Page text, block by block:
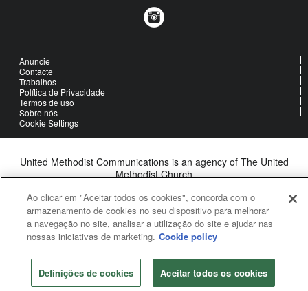
Anuncie
Contacte
Trabalhos
Política de Privacidade
Termos de uso
Sobre nós
Cookie Settings
United Methodist Communications is an agency of The United
Methodist Church
Ao clicar em "Aceitar todos os cookies", concorda com o
armazenamento de cookies no seu dispositivo para melhorar
a navegação no site, analisar a utilização do site e ajudar nas
nossas iniciativas de marketing. Cookie policy
Definições de cookies Aceitar todos os cookies